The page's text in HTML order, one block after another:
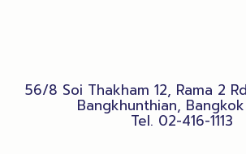
56/8 Soi Thakham 12, Rama 2
Bangkhunthian, Bangkok
Tel. 02-416-1113